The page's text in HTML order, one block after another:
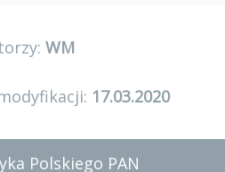
WM
17.03.2020
Polskiego PAN